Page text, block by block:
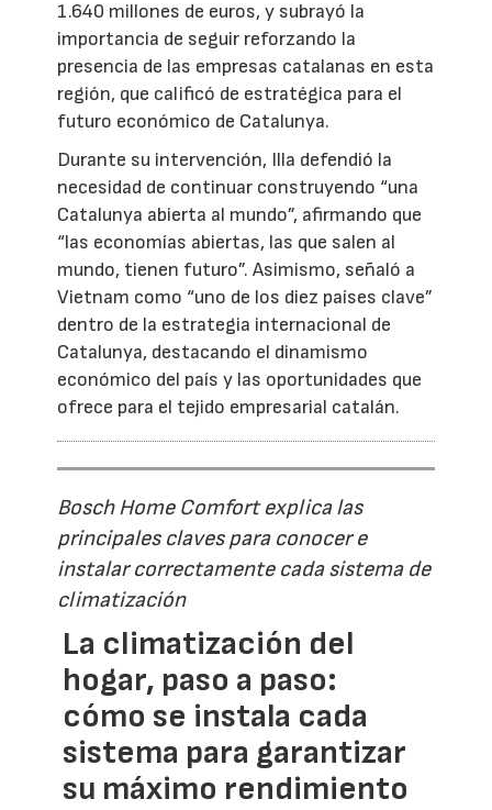
1.640 millones de euros, y subrayó la
importancia de seguir reforzando la
presencia de las empresas catalanas en esta
región, que calificó de estratégica para el
futuro económico de Catalunya.
Durante su intervención, Illa defendió la
necesidad de continuar construyendo “una
Catalunya abierta al mundo”, afirmando que
“las economías abiertas, las que salen al
mundo, tienen futuro”. Asimismo, señaló a
Vietnam como “uno de los diez países clave”
dentro de la estrategia internacional de
Catalunya, destacando el dinamismo
económico del país y las oportunidades que
ofrece para el tejido empresarial catalán.
Bosch Home Comfort explica las
principales claves para conocer e
instalar correctamente cada sistema de
climatización
La climatización del
hogar, paso a paso:
cómo se instala cada
sistema para garantizar
su máximo rendimiento